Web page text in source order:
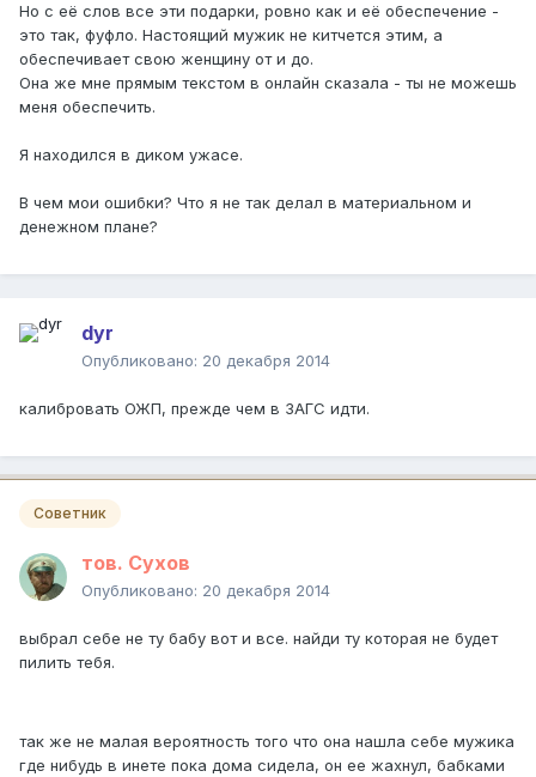
Но с её слов все эти подарки, ровно как и её обеспечение -
это так, фуфло. Настоящий мужик не китчется этим, а
обеспечивает свою женщину от и до.
Она же мне прямым текстом в онлайн сказала - ты не можешь
меня обеспечить.
Я находился в диком ужасе.
В чем мои ошибки? Что я не так делал в материальном и
денежном плане?
dyr
Опубликовано: 20 декабря 2014
калибровать ОЖП, прежде чем в ЗАГС идти.
Советник
тов. Сухов
Опубликовано: 20 декабря 2014
выбрал себе не ту бабу вот и все. найди ту которая не будет
пилить тебя.
так же не малая вероятность того что она нашла себе мужика
где нибудь в инете пока дома сидела, он ее жахнул, бабками